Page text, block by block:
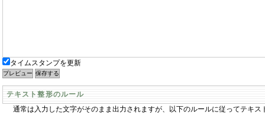
タイムスタンプを更新
テキスト整形のルール
通常は入力した文字がそのまま出力されますが、以下のルールに従ってテキス